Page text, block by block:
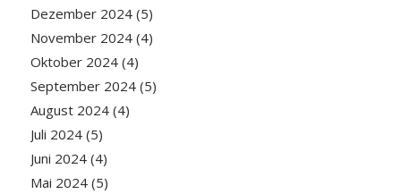
Dezember 2024(5)
November 2024(4)
Oktober 2024(4)
September 2024(5)
August 2024(4)
Juli 2024(5)
Juni 2024(4)
Mai 2024(5)